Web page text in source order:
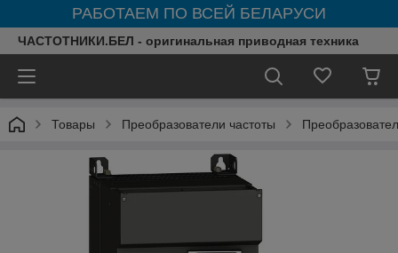
РАБОТАЕМ ПО ВСЕЙ БЕЛАРУСИ
ЧАСТОТНИКИ.БЕЛ - оригинальная приводная техника
Товары Преобразователи частоты